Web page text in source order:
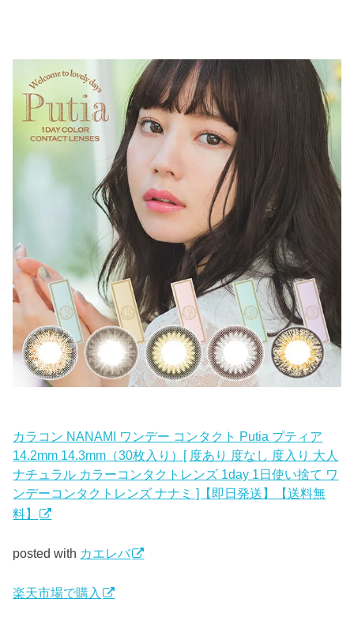
カラコン NANAMI ワンデー コンタクト Putia プティア
14.2mm 14.3mm（30枚入り）[ 度あり 度なし 度入り 大人
ナチュラル カラーコンタクトレンズ 1day 1日使い捨て ワ
ンデーコンタクトレンズ ナナミ ]【即日発送】【送料無
料】
posted with カエレバ
楽天市場で購入